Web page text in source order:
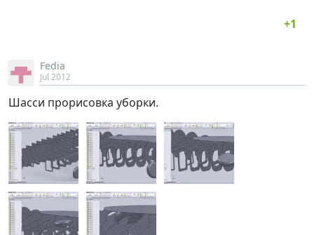
Fedia
Jul 2012
Шасси прорисовка уборки.